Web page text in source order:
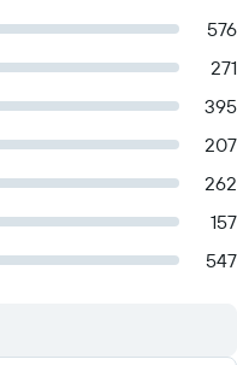
576
271
395
207
262
157
547